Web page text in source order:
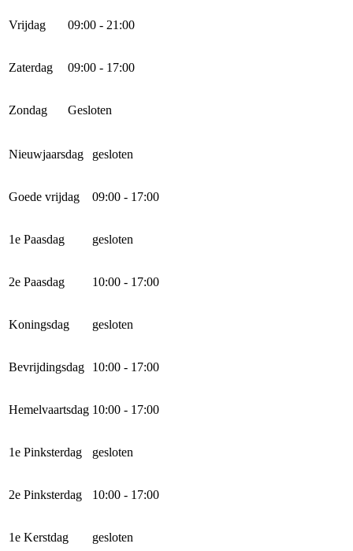
Vrijdag 09:00 - 21:00
Zaterdag 09:00 - 17:00
Zondag Gesloten
Nieuwjaarsdag gesloten
Goede vrijdag 09:00 - 17:00
1e Paasdag gesloten
2e Paasdag 10:00 - 17:00
Koningsdag gesloten
Bevrijdingsdag 10:00 - 17:00
Hemelvaartsdag 10:00 - 17:00
1e Pinksterdag gesloten
2e Pinksterdag 10:00 - 17:00
1e Kerstdag gesloten